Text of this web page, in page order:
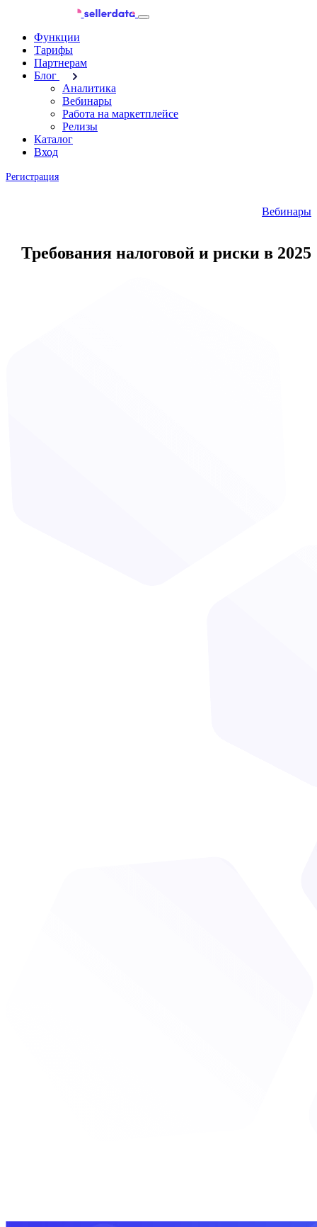
Функции
Тарифы
Партнерам
Блог
Аналитика
Вебинары
Работа на маркетплейсе
Релизы
Каталог
Вход
Регистрация
Вебинары
Требования налоговой и риски в 2025